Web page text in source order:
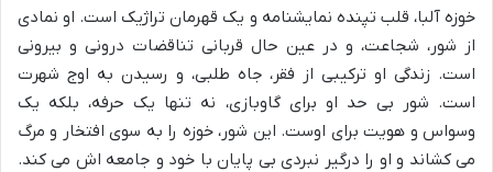
خوزه آلبا، قلب تپنده نمایشنامه و یک قهرمان تراژیک است. او نمادی
از شور، شجاعت، و در عین حال قربانی تناقضات درونی و بیرونی
است. زندگی او ترکیبی از فقر، جاه طلبی، و رسیدن به اوج شهرت
است. شور بی حد او برای گاوبازی، نه تنها یک حرفه، بلکه یک
وسواس و هویت برای اوست. این شور، خوزه را به سوی افتخار و مرگ
می کشاند و او را درگیر نبردی بی پایان با خود و جامعه اش می کند.